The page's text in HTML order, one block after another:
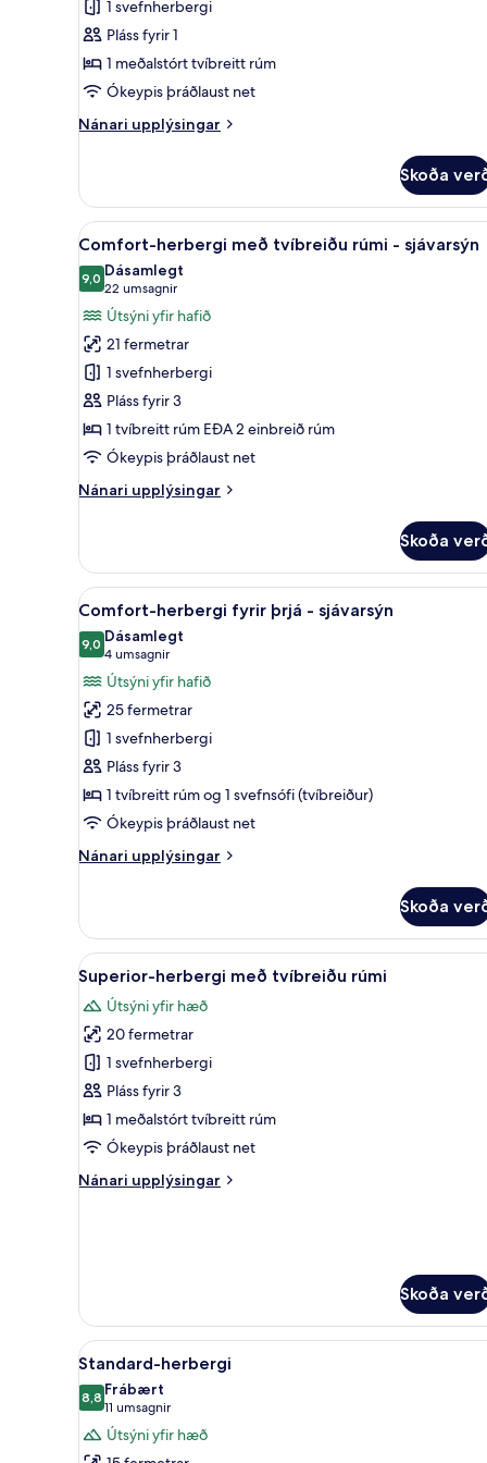
1 svefnherbergi
Pláss fyrir 1
1 meðalstórt tvíbreitt rúm
Ókeypis þráðlaust net
Nánari upplýsingar
Nánari
herbergi
Skoða
Skoða
allar
myndir
fyrir
Comfort-
herbergi
með
tvíbreiðu
rúmi
-
sjávarsýn
Míníbar, öryggishólf í
5
Comfort-herbergi með tvíbreiðu rúmi - sjávarsýn
9,09,0 af 10
Dásamlegt
22 umsagnir
(22
umsagnir)
Útsýni yfir hafið
21 fermetrar
1 svefnherbergi
Pláss fyrir 3
1 tvíbreitt rúm EÐA 2 einbreið rúm
Ókeypis þráðlaust net
Nánari upplýsingar
Nánari
herbergi
með
tvíbreiðu
rúmi
-
sjávarsýn
Skoða
Skoða
allar
myndir
fyrir
Comfort-
herbergi
fyrir
þrjá
-
sjávarsýn
Comfort-herbergi fyrir þrjá -
3
Comfort-herbergi fyrir þrjá - sjávarsýn
9,09,0 af 10
Dásamlegt
4 umsagnir
(4
umsagnir)
Útsýni yfir hafið
25 fermetrar
1 svefnherbergi
Pláss fyrir 3
1 tvíbreitt rúm og 1 svefnsófi (tvíbreiður)
Ókeypis þráðlaust net
Nánari upplýsingar
Nánari
herbergi
fyrir
þrjá
sjávarsýn
Skoða
Skoða
allar
myndir
fyrir
Superior-
herbergi
með
tvíbreiðu
Míníbar, öryggishólf í
5
Superior-herbergi með tvíbreiðu rúmi
Útsýni yfir hæð
20 fermetrar
1 svefnherbergi
Pláss fyrir 3
1 meðalstórt tvíbreitt rúm
Ókeypis þráðlaust net
Nánari upplýsingar
Nánari
rúmi
Skoða
Skoða
allar
myndir
fyrir
Standard-
Míníbar, öryggishólf í
5
Standard-herbergi
8,88,8 af 10
Frábært
11 umsagnir
(11
umsagnir)
Útsýni yfir hæð